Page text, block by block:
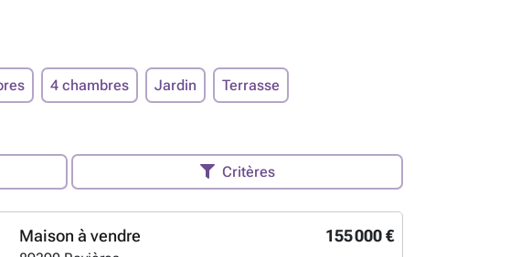
4 chambres Jardin Terrasse
Critères
155 000 €
Maison à vendre